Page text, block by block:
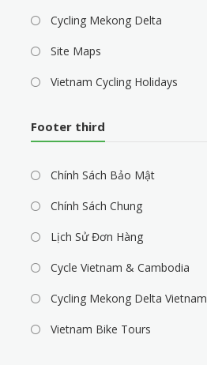
Cycling Mekong Delta
Site Maps
Vietnam Cycling Holidays
Footer third
Chính Sách Bảo Mật
Chính Sách Chung
Lịch Sử Đơn Hàng
Cycle Vietnam & Cambodia
Cycling Mekong Delta Vietnam
Vietnam Bike Tours